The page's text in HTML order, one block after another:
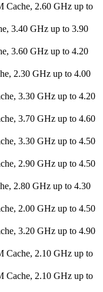
Cache, 2.60 GHz up to
3.40 GHz up to 3.90
3.60 GHz up to 4.20
2.30 GHz up to 4.00
3.30 GHz up to 4.20
3.70 GHz up to 4.60
3.30 GHz up to 4.50
2.90 GHz up to 4.50
2.80 GHz up to 4.30
2.00 GHz up to 4.50
3.20 GHz up to 4.90
Cache, 2.10 GHz up to
Cache, 2.10 GHz up to